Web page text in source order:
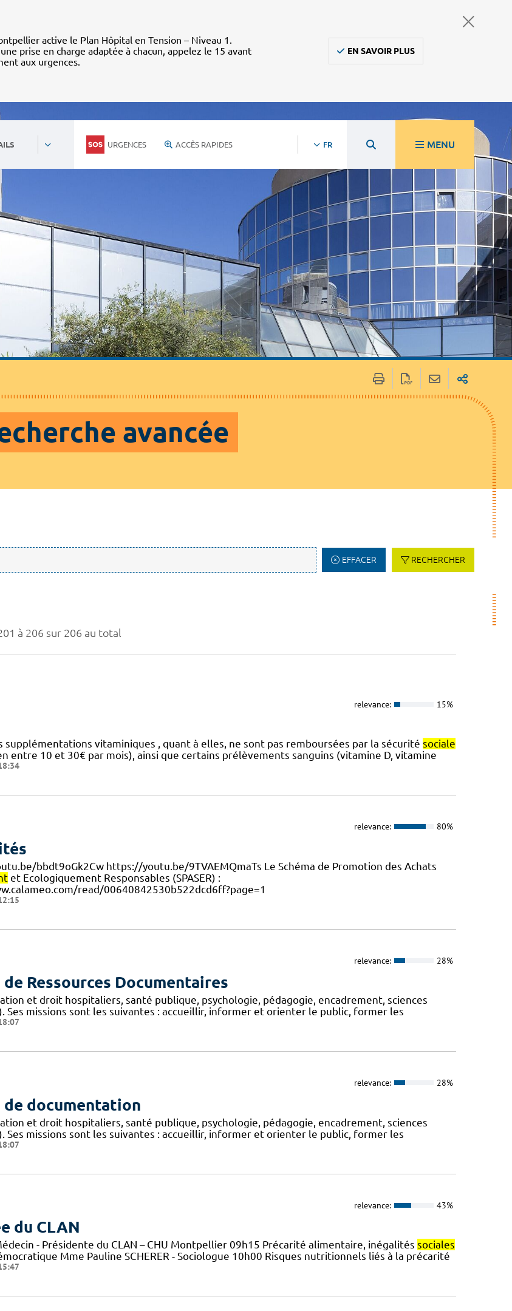
active le Plan Hôpital en Tension – Niveau 1.
prise en charge adaptée à chacun, appelez le 15 avant
aux urgences.
EN SAVOIR PLUS
URGENCES ACCÈS RAPIDES FR MENU
avancée
EFFACER RECHERCHER
à 206 sur 206 au total
relevance: 15%
supplémentations vitaminiques , quant à elles, ne sont pas remboursées par la sécurité sociale
entre 10 et 30€ par mois), ainsi que certains prélèvements sanguins (vitamine D, vitamine
relevance: 80%
bbdt9oGk2Cw https://youtu.be/9TVAEMQmaTs Le Schéma de Promotion des Achats
et Ecologiquement Responsables (SPASER) :
read/00640842530b522dcd6ff?page=1
relevance: 28%
Ressources Documentaires
et droit hospitaliers, santé publique, psychologie, pédagogie, encadrement, sciences
Ses missions sont les suivantes : accueillir, informer et orienter le public, former les
relevance: 28%
de documentation
et droit hospitaliers, santé publique, psychologie, pédagogie, encadrement, sciences
Ses missions sont les suivantes : accueillir, informer et orienter le public, former les
relevance: 43%
du CLAN
- Présidente du CLAN – CHU Montpellier 09h15 Précarité alimentaire, inégalités sociales
Mme Pauline SCHERER - Sociologue 10h00 Risques nutritionnels liés à la précarité